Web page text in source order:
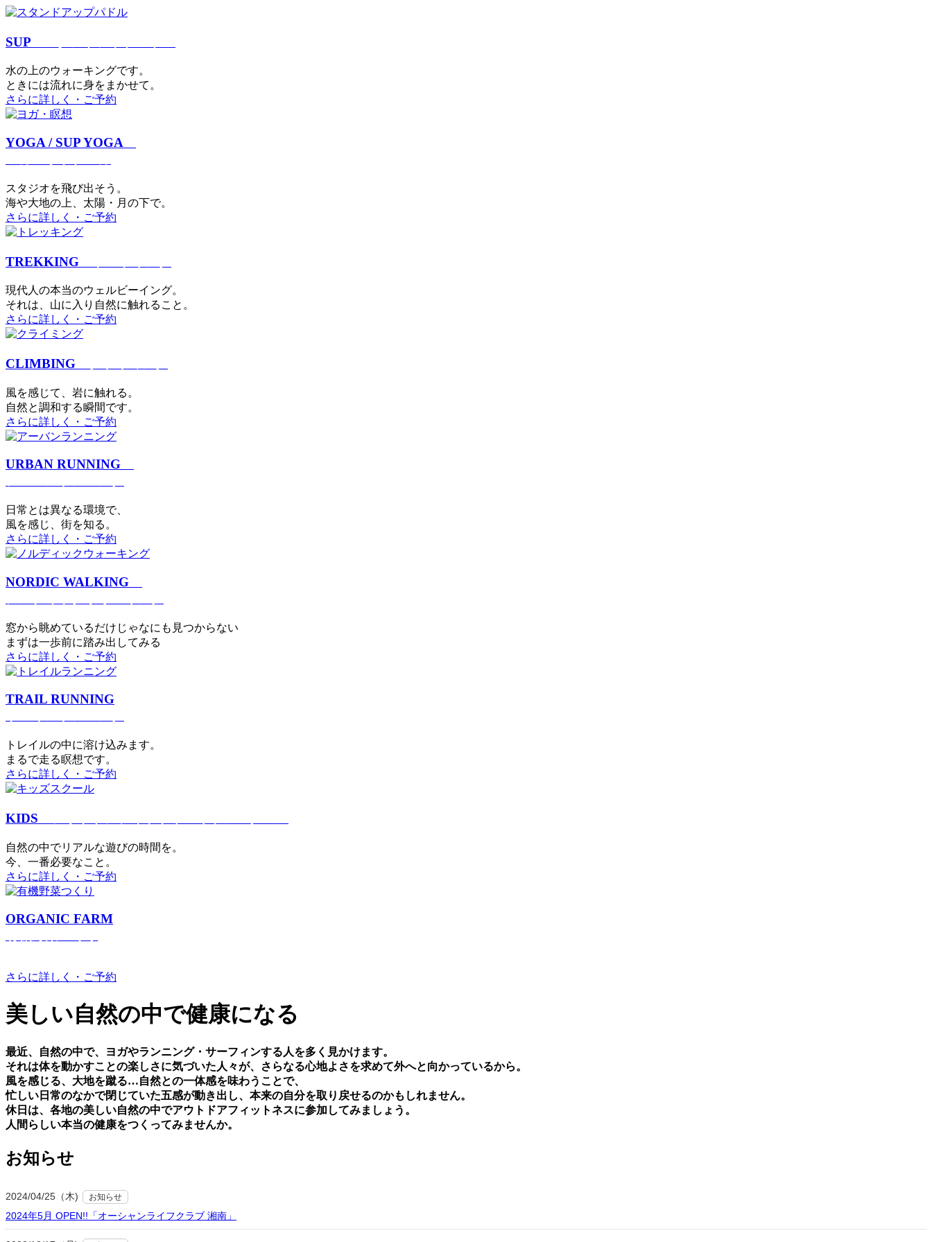
SUP
⽔の上のウォーキングです。
ときには流れに身をまかせて。
さらに詳しく・ご予約
YOGA / SUP YOGA
スタジオを⾶び出そう。
海や大地の上、太陽・⽉の下で。
さらに詳しく・ご予約
TREKKING
現代⼈の本当のウェルビーイング。
それは、⼭に⼊り⾃然に触れること。
さらに詳しく・ご予約
CLIMBING
⾵を感じて、岩に触れる。
⾃然と調和する瞬間です。
さらに詳しく・ご予約
URBAN RUNNING
日常とは異なる環境で、
風を感じ、街を知る。
さらに詳しく・ご予約
NORDIC WALKING
窓から眺めているだけじゃなにも見つからない
まずは一歩前に踏み出してみる
さらに詳しく・ご予約
TRAIL RUNNING
トレイルの中に溶け込みます。
まるで⾛る瞑想です。
さらに詳しく・ご予約
KIDS
⾃然の中でリアルな遊びの時間を。
今、⼀番必要なこと。
さらに詳しく・ご予約
ORGANIC FARM
さらに詳しく・ご予約
美しい⾃然の中で健康になる
最近、⾃然の中で、ヨガやランニング・サーフィンする⼈を多く⾒かけます。
それは体を動かすことの楽しさに気づいた⼈々が、さらなる⼼地よさを求めて外へと向かっているから。
⾵を感じる、⼤地を蹴る…⾃然との⼀体感を味わうことで、
忙しい⽇常のなかで閉じていた五感が動き出し、本来の⾃分を取り戻せるのかもしれません。
休⽇は、各地の美しい⾃然の中でアウトドアフィットネスに参加してみましょう。
⼈間らしい本当の健康をつくってみませんか。
お知らせ
2024/04/25（木) お知らせ
2024年5月 OPEN!!「オーシャンライフクラブ 湘南」